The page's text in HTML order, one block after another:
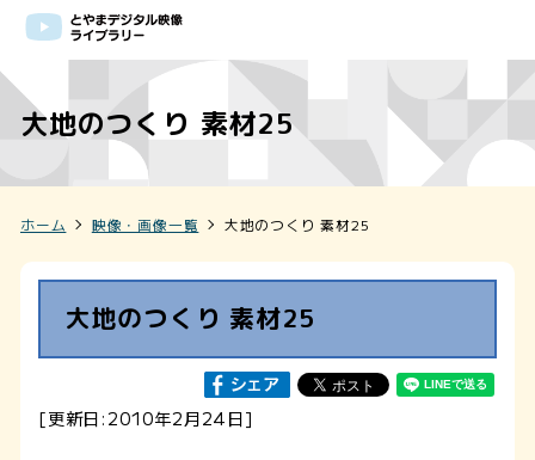
大地のつくり 素材25
ホーム 映像・画像一覧 大地のつくり 素材25
大地のつくり 素材25
[更新日:2010年2月24日]